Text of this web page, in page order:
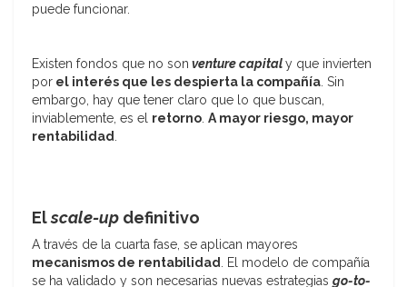
puede funcionar.
Existen fondos que no son venture capitaly que invierten
por el interés que les despierta la compañía. Sin
embargo, hay que tener claro que lo que buscan,
inviablemente, es el retorno. A mayor riesgo, mayor
rentabilidad.
Elscale-up definitivo
A través de la cuarta fase, se aplican mayores
mecanismos de rentabilidad. El modelo de compañía
se ha validado y son necesarias nuevas estrategias go-to-